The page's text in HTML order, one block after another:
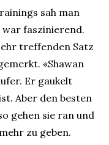
sah man
war faszinierend.
treffenden Satz
«Shawan
Er gaukelt
Aber den besten
gehen sie ran und
zu geben.